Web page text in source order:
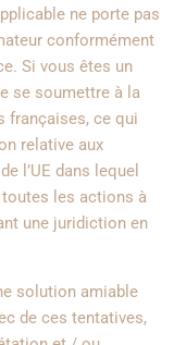
ne porte pas
conformément
Si vous êtes un
se soumettre à la
françaises, ce qui
relative aux
l’UE dans lequel
les actions à
une juridiction en
solution amiable
de ces tentatives,